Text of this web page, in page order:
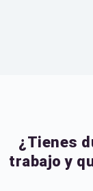
¿Tienes
trabajo y